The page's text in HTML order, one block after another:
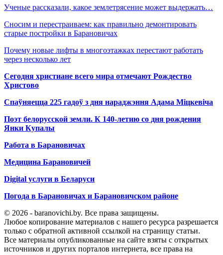
Ученые рассказали, какое землетрясение может выдержать…
Сносим и перестраиваем: как правильно демонтировать
старые постройки в Барановичах
Почему новые лифты в многоэтажках перестают работать
через несколько лет
Сегодня христиане всего мира отмечают Рождество
Христово
Спаўняецца 225 гадоў з дня нараджэння Адама Міцкевіча
Поэт белорусской земли. К 140-летию со дня рождения
Янки Купалы
Работа в Барановичах
Медицина Барановичей
Digital услуги в Беларуси
Погода в Барановичах и Барановичском районе
© 2026 - baranovichi.by. Все права защищены.
Любое копирование материалов с нашего ресурса разрешается
только с обратной активной ссылкой на страницу статьи.
Все материалы опубликованные на сайте взяты с открытых
источников и других порталов интернета, все права на